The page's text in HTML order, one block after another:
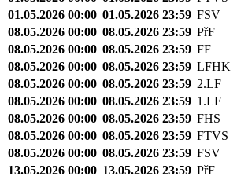
01.05.2026 00:00 01.05.2026 23:59 FSV
08.05.2026 00:00 08.05.2026 23:59 PřF
08.05.2026 00:00 08.05.2026 23:59 FF
08.05.2026 00:00 08.05.2026 23:59 LFHK
08.05.2026 00:00 08.05.2026 23:59 2.LF
08.05.2026 00:00 08.05.2026 23:59 1.LF
08.05.2026 00:00 08.05.2026 23:59 FHS
08.05.2026 00:00 08.05.2026 23:59 FTVS
08.05.2026 00:00 08.05.2026 23:59 FSV
13.05.2026 00:00 13.05.2026 23:59 PřF